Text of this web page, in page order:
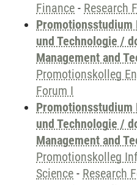
Finance - Research
Promotionsstudium
und Technologie /
Management and
Promotionskolleg
Forum I
Promotionsstudium
und Technologie /
Management and
Promotionskolleg
Science - Research